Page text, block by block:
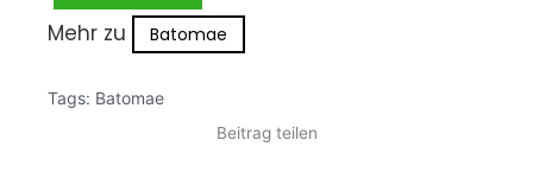
Mehr zu Batomae
Tags: Batomae
Beitrag teilen